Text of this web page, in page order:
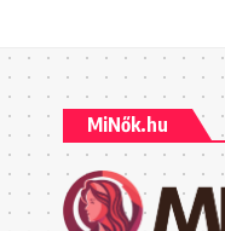
MiNők.hu